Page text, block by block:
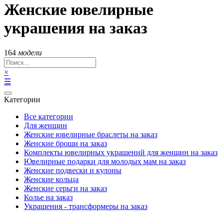
Женские ювелирные
украшения на заказ
164 модели
×
☰
Категории
Все категории
Для женщин
Женские ювелирные браслеты на заказ
Женские броши на заказ
Комплекты ювелирных украшений для женщин на заказ
Ювелирные подарки для молодых мам на заказ
Женские подвески и кулоны
Женские кольца
Женские серьги на заказ
Колье на заказ
Украшения - трансформеры на заказ